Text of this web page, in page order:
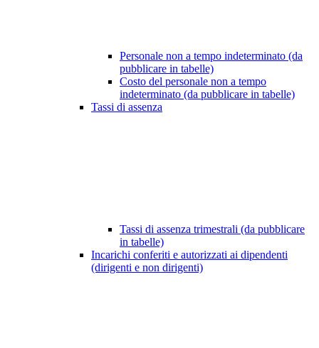
Personale non a tempo indeterminato (da
pubblicare in tabelle)
Costo del personale non a tempo
indeterminato (da pubblicare in tabelle)
Tassi di assenza
Tassi di assenza trimestrali (da pubblicare
in tabelle)
Incarichi conferiti e autorizzati ai dipendenti
(dirigenti e non dirigenti)